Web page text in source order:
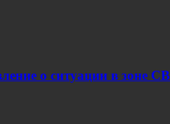
о ситуации в зоне